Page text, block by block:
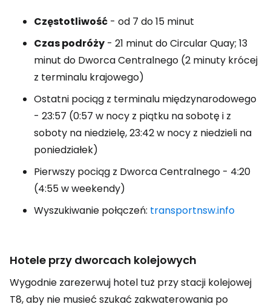
Częstotliwość - od 7 do 15 minut
Czas podróży - 21 minut do Circular Quay; 13
minut do Dworca Centralnego (2 minuty krócej
z terminalu krajowego)
Ostatni pociąg z terminalu międzynarodowego
- 23:57 (0:57 w nocy z piątku na sobotę i z
soboty na niedzielę, 23:42 w nocy z niedzieli na
poniedziałek)
Pierwszy pociąg z Dworca Centralnego - 4:20
(4:55 w weekendy)
Wyszukiwanie połączeń: transportnsw.info
Hotele przy dworcach kolejowych
Wygodnie zarezerwuj hotel tuż przy stacji kolejowej
T8, aby nie musieć szukać zakwaterowania po